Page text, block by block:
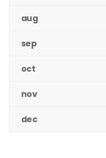
aug
sep
oct
nov
dec